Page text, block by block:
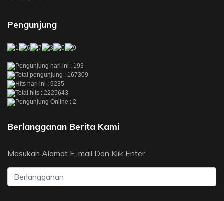
Pengunjung
Pengunjung hari ini : 193
Total pengunjung : 167309
Hits hari ini : 9235
Total hits : 2225643
Pengunjung Online : 2
Berlangganan Berita Kami
Masukan Alamat E-mail Dan Klik Enter